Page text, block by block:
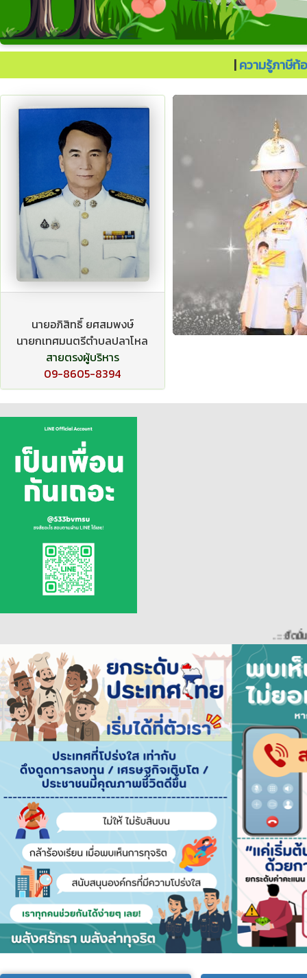
|ความรู้ภาษีท้
นายอภิสิทธิ์ ยศสมพงษ์
นายกเทศมนตรีตำบลปลาโหล
สายตรงผู้บริหาร
09-8605-8394
ประเทศไทยต้องไปต่อ.
..::::ยึดมั่นธรรม